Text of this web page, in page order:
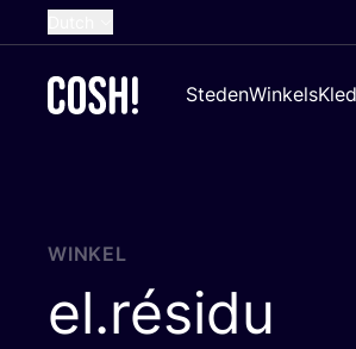
French
Croatian
StedenWinkels
WINKEL
el.résidu